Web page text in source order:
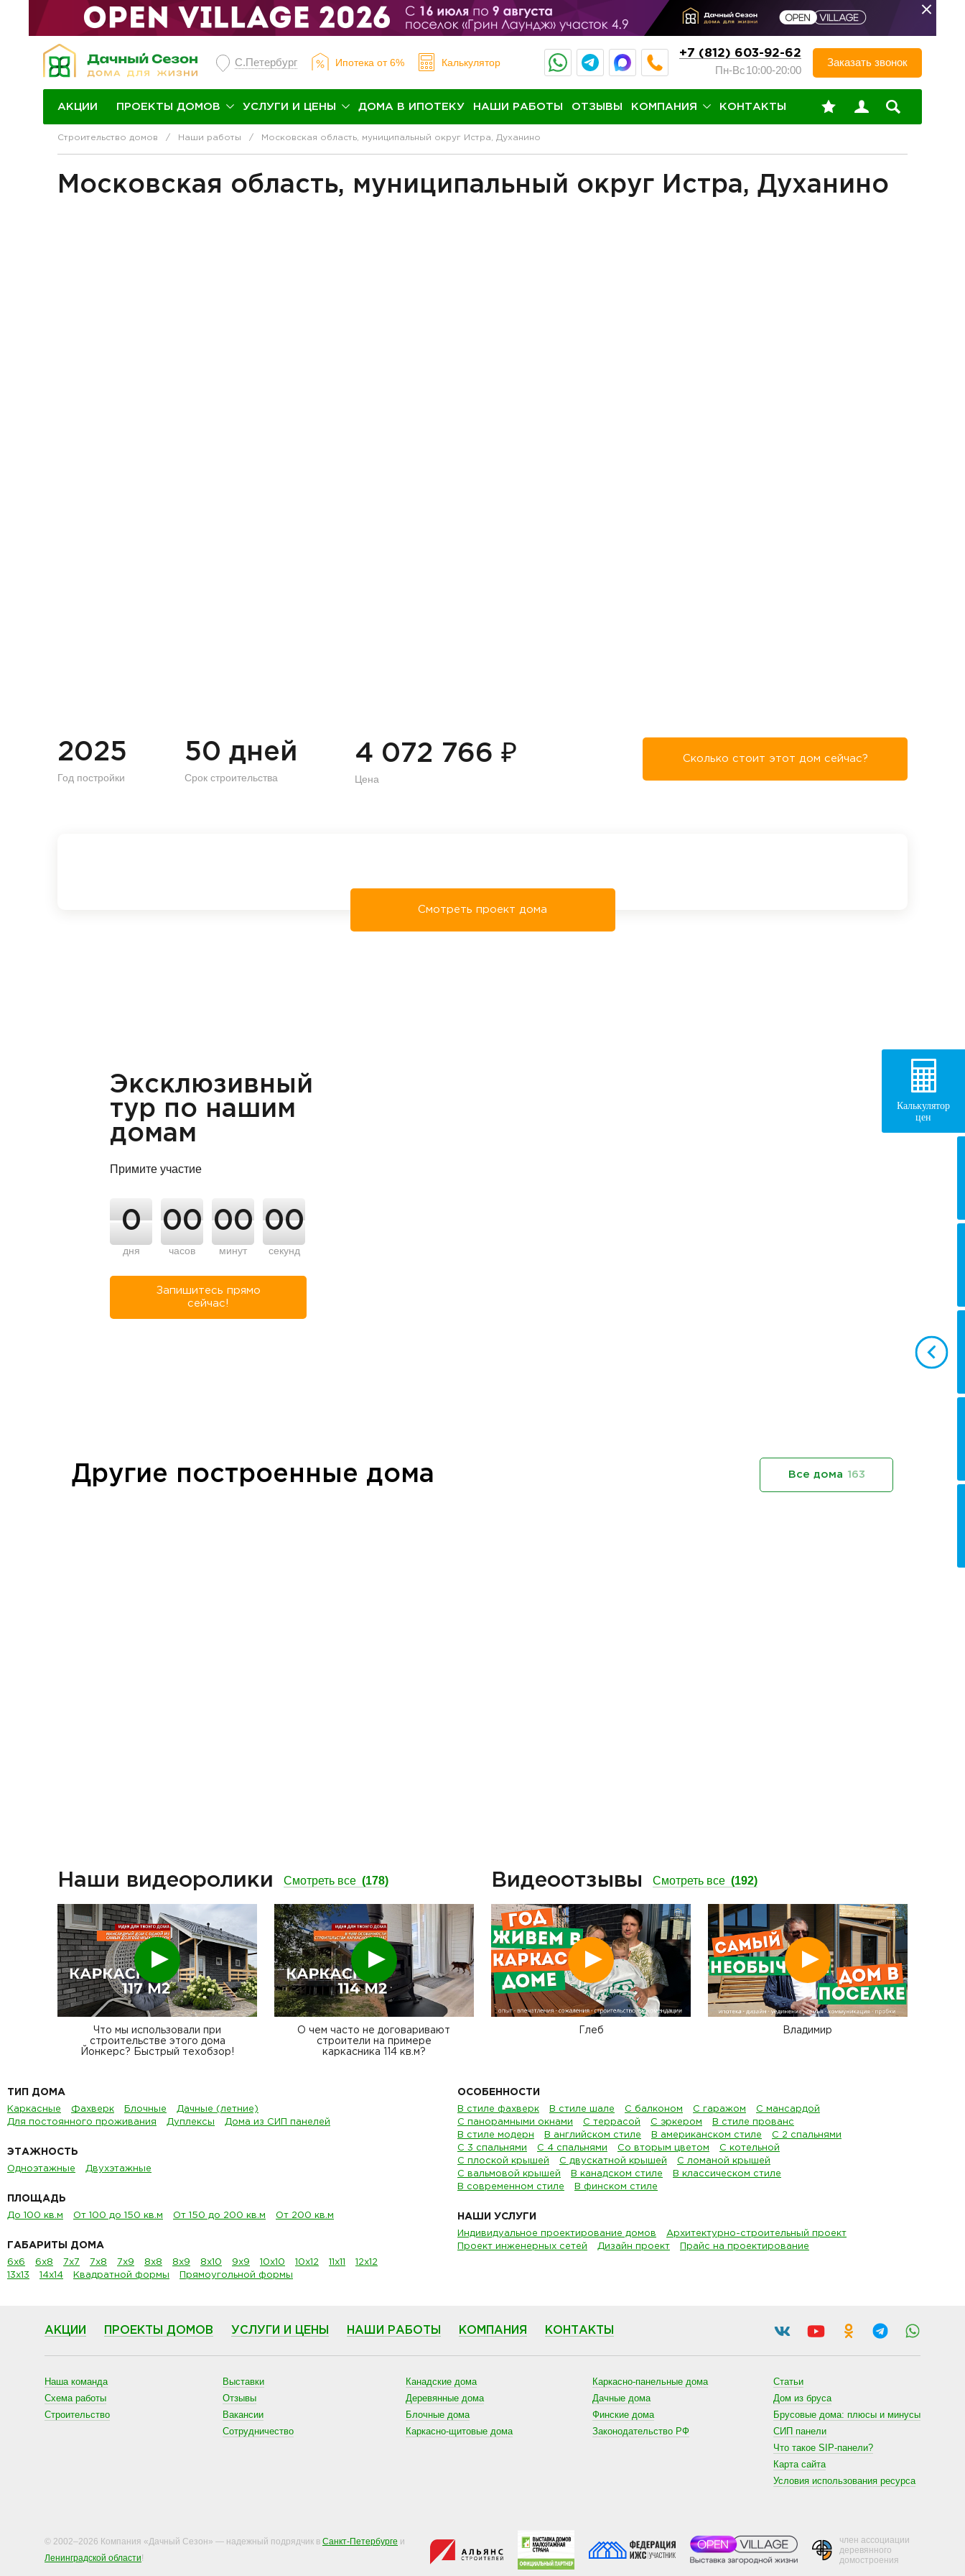
С.Петербург Ипотека от 6% Калькулятор
+7 (812) 603-92-62
Пн-Вс10:00-20:00
Заказать звонок
АКЦИИ ПРОЕКТЫ ДОМОВ УСЛУГИ И ЦЕНЫ ДОМА В ИПОТЕКУ НАШИ РАБОТЫ ОТЗЫВЫ КОМПАНИЯ КОНТАКТЫ
Строительство домов Наши работы Московская область, муниципальный округ Истра, Духанино
Московская область, муниципальный округ Истра, Духанино
2025
Год постройки
50 дней
Срок строительства
4 072 766 ₽
Цена
Сколько стоит этот дом сейчас?
Смотреть проект дома
Эксклюзивный
тур по нашим
домам
Примите участие
0
дня
00
часов
00
минут
00
секунд
Запишитесь прямо
сейчас!
Другие построенные дома Все дома 163
Наши видеоролики Смотреть все (178)
Смотреть
Что мы использовали при
строительстве этого дома
Йонкерс? Быстрый техобзор!
Смотреть
О чем часто не договаривают
строители на примере
каркасника 114 кв.м?
Видеоотзывы Смотреть все (192)
Смотреть
Глеб
Смотреть
Владимир
ТИП ДОМА
Каркасные Фахверк Блочные
Дачные (летние)
Для постоянного проживания
Дуплексы Дома из СИП панелей
ЭТАЖНОСТЬ
Одноэтажные Двухэтажные
ПЛОЩАДЬ
До 100 кв.м От 100 до 150 кв.м От 150 до 200 кв.м От 200 кв.м
ГАБАРИТЫ ДОМА
6х6 6х8 7х7 7х8 7х9 8х8 8х9 8х10 9х9 10х10 10х12 11х11
12х12
13х13
14х14 Квадратной формы Прямоугольной формы
ОСОБЕННОСТИ
В стиле фахверк В стиле шале С балконом С гаражом
С мансардой
С панорамными окнами
С террасой С эркером
В стиле прованс
В стиле модерн
В английском стиле В американском стиле
С 2 спальнями
С 3 спальнями
С 4 спальнями Со вторым цветом
С котельной
С плоской крышей
С двускатной крышей
С ломаной крышей
С вальмовой крышей
В канадском стиле
В классическом стиле
В современном стиле
В финском стиле
НАШИ УСЛУГИ
Индивидуальное проектирование домов
Архитектурно-строительный проект
Проект инженерных сетей
Дизайн проект Прайс на проектирование
АКЦИИ ПРОЕКТЫ ДОМОВ УСЛУГИ И ЦЕНЫ НАШИ РАБОТЫ КОМПАНИЯ КОНТАКТЫ
Наша команда
Схема работы
Строительство
Выставки
Отзывы
Вакансии
Сотрудничество
Канадские дома
Деревянные дома
Блочные дома
Каркасно-щитовые дома
Каркасно-панельные дома
Дачные дома
Финские дома
Законодательство РФ
Статьи
Дом из бруса
Брусовые дома: плюсы и минусы
СИП панели
Что такое SIP-панели?
Карта сайта
Условия использования ресурса
© 2002–2026 Компания «Дачный Сезон» — надежный подрядчик в Санкт-Петербурге и
Ленинградской области!
член ассоциации
деревянного
домостроения
Калькулятор
цен